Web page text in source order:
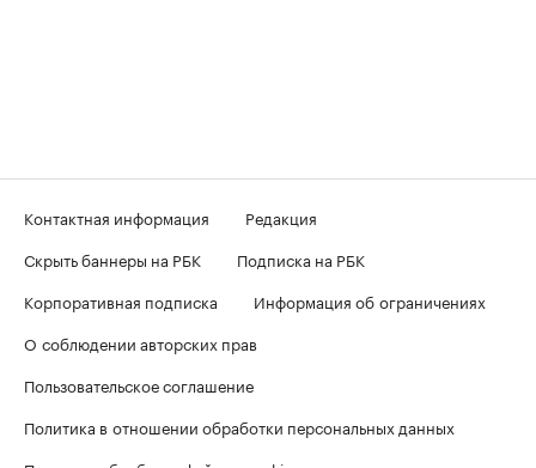
Контактная информация
Редакция
Скрыть баннеры на РБК
Подписка на РБК
Корпоративная подписка
Информация об ограничениях
О соблюдении авторских прав
Пользовательское соглашение
Политика в отношении обработки персональных данных